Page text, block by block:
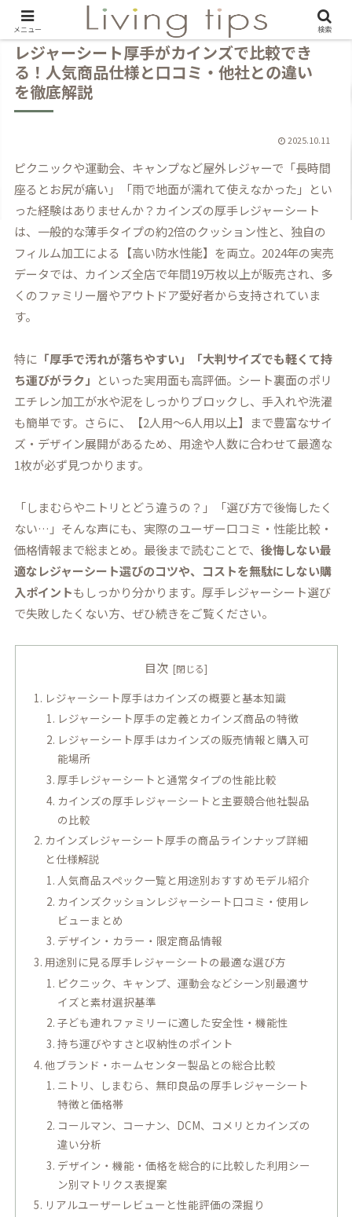
レジャーシート厚手がカインズで比較でき
る！人気商品仕様と口コミ・他社との違い
を徹底解説
2025.10.11
ピクニックや運動会、キャンプなど屋外レジャーで「長時間
座るとお尻が痛い」「雨で地面が濡れて使えなかった」とい
った経験はありませんか？カインズの厚手レジャーシート
は、一般的な薄手タイプの約2倍のクッション性と、独自の
フィルム加工による【高い防水性能】を両立。2024年の実売
データでは、カインズ全店で年間19万枚以上が販売され、多
くのファミリー層やアウトドア愛好者から支持されていま
す。
特に 「厚手で汚れが落ちやすい」「大判サイズでも軽くて持
ち運びがラク」 といった実用面も高評価。シート裏面のポリ
エチレン加工が水や泥をしっかりブロックし、手入れや洗濯
も簡単です。さらに、【2人用～6人用以上】まで豊富なサイ
ズ・デザイン展開があるため、用途や人数に合わせて最適な
1枚が必ず見つかります。
「しまむらやニトリとどう違うの？」「選び方で後悔したく
ない…」そんな声にも、実際のユーザー口コミ・性能比較・
価格情報まで総まとめ。最後まで読むことで、後悔しない最
適なレジャーシート選びのコツや、コストを無駄にしない購
入ポイントもしっかり分かります。厚手レジャーシート選び
で失敗したくない方、ぜひ続きをご覧ください。
目次
レジャーシート厚手はカインズの概要と基本知識
レジャーシート厚手の定義とカインズ商品の特徴
レジャーシート厚手はカインズの販売情報と購入可
能場所
厚手レジャーシートと通常タイプの性能比較
カインズの厚手レジャーシートと主要競合他社製品
の比較
カインズレジャーシート厚手の商品ラインナップ詳細
と仕様解説
人気商品スペック一覧と用途別おすすめモデル紹介
カインズクッションレジャーシート口コミ・使用レ
ビューまとめ
デザイン・カラー・限定商品情報
用途別に見る厚手レジャーシートの最適な選び方
ピクニック、キャンプ、運動会などシーン別最適サ
イズと素材選択基準
子ども連れファミリーに適した安全性・機能性
持ち運びやすさと収納性のポイント
他ブランド・ホームセンター製品との総合比較
ニトリ、しまむら、無印良品の厚手レジャーシート
特徴と価格帯
コールマン、コーナン、DCM、コメリとカインズの
違い分析
デザイン・機能・価格を総合的に比較した利用シー
ン別マトリクス表提案
リアルユーザーレビューと性能評価の深掘り
メニュー 検索